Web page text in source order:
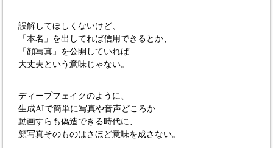
誤解してほしくないけど、
「本名」を出してれば信用できるとか、
「顔写真」を公開していれば
大丈夫という意味じゃない。
ディープフェイクのように、
生成AIで簡単に写真や音声どころか
動画すらも偽造できる時代に、
顔写真そのものはさほど意味を成さない。